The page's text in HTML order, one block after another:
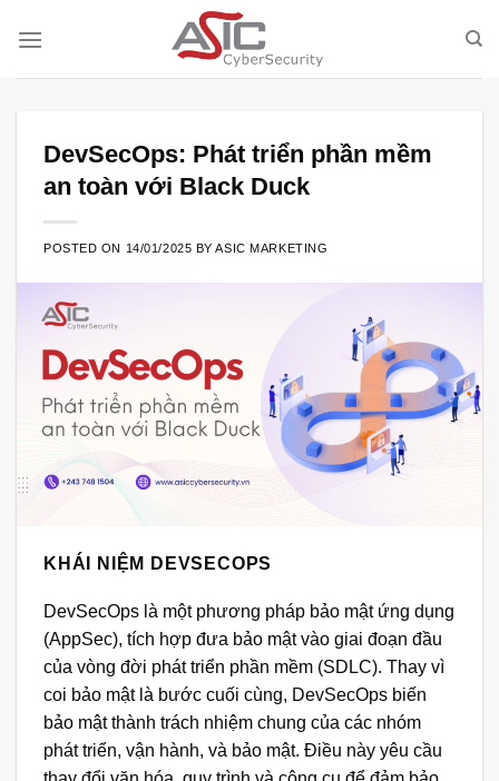
DevSecOps: Phát triển phần mềm
an toàn với Black Duck
POSTED ON 14/01/2025 BYASIC MARKETING
KHÁI NIỆM DEVSECOPS
DevSecOps là một phương pháp bảo mật ứng dụng
(AppSec), tích hợp đưa bảo mật vào giai đoạn đầu
của vòng đời phát triển phần mềm (SDLC). Thay vì
coi bảo mật là bước cuối cùng, DevSecOps biến
bảo mật thành trách nhiệm chung của các nhóm
phát triển, vận hành, và bảo mật. Điều này yêu cầu